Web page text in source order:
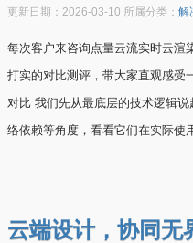
更新日期：2026-03-10 所属分类： 解
每次客户来咨询点量云流实时云渲
打实的对比测评，带大家直观感受
对比 我们先从最底层的技术逻辑
络依赖等角度，看看它们在实际
云端设计，协同无